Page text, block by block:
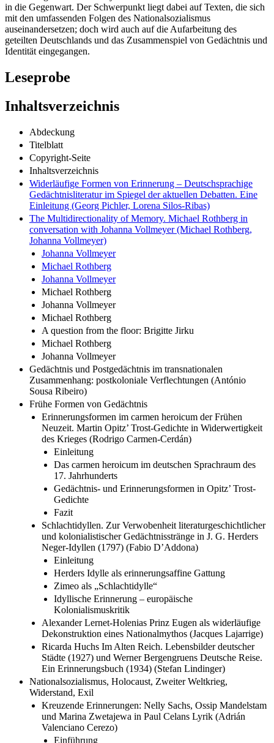
in die Gegenwart. Der Schwerpunkt liegt dabei auf Texten, die sich
mit den umfassenden Folgen des Nationalsozialismus
auseinandersetzen; doch wird auch auf die Aufarbeitung des
geteilten Deutschlands und das Zusammenspiel von Gedächtnis und
Identität eingegangen.
Leseprobe
Inhaltsverzeichnis
Abdeckung
Titelblatt
Copyright-Seite
Inhaltsverzeichnis
Widerläufige Formen von Erinnerung – Deutschsprachige
Gedächtnisliteratur im Spiegel der aktuellen Debatten. Eine
Einleitung (Georg Pichler, Lorena Silos-Ribas)
The Multidirectionality of Memory. Michael Rothberg in
conversation with Johanna Vollmeyer (Michael Rothberg,
Johanna Vollmeyer)
Johanna Vollmeyer
Michael Rothberg
Johanna Vollmeyer
Michael Rothberg
Johanna Vollmeyer
Michael Rothberg
A question from the floor: Brigitte Jirku
Michael Rothberg
Johanna Vollmeyer
Gedächtnis und Postgedächtnis im transnationalen
Zusammenhang: postkoloniale Verflechtungen (António
Sousa Ribeiro)
Frühe Formen von Gedächtnis
Erinnerungsformen im carmen heroicum der Frühen
Neuzeit. Martin Opitz’ Trost-Gedichte in Widerwertigkeit
des Krieges (Rodrigo Carmen-Cerdán)
Einleitung
Das carmen heroicum im deutschen Sprachraum des
17. Jahrhunderts
Gedächtnis- und Erinnerungsformen in Opitz’ Trost-
Gedichte
Fazit
Schlachtidyllen. Zur Verwobenheit literaturgeschichtlicher
und kolonialistischer Gedächtnisstränge in J. G. Herders
Neger-Idyllen (1797) (Fabio D’Addona)
Einleitung
Herders Idylle als erinnerungsaffine Gattung
Zimeo als „Schlachtidylle“
Idyllische Erinnerung – europäische
Kolonialismuskritik
Alexander Lernet-Holenias Prinz Eugen als widerläufige
Dekonstruktion eines Nationalmythos (Jacques Lajarrige)
Ricarda Huchs Im Alten Reich. Lebensbilder deutscher
Städte (1927) und Werner Bergengruens Deutsche Reise.
Ein Erinnerungsbuch (1934) (Stefan Lindinger)
Nationalsozialismus, Holocaust, Zweiter Weltkrieg,
Widerstand, Exil
Kreuzende Erinnerungen: Nelly Sachs, Ossip Mandelstam
und Marina Zwetajewa in Paul Celans Lyrik (Adrián
Valenciano Cerezo)
Einführung